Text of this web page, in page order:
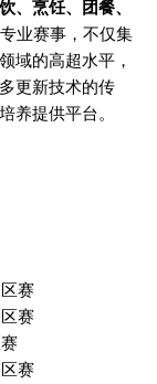
、烹饪、团餐、
业赛事，不仅集
域的高超水平，
更新技术的传
养提供平台。
赛
赛
赛